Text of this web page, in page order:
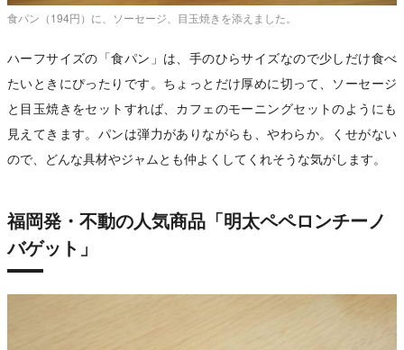
食パン（194円）に、ソーセージ、目玉焼きを添えました。
ハーフサイズの「食パン」は、手のひらサイズなので少しだけ食べ
たいときにぴったりです。ちょっとだけ厚めに切って、ソーセージ
と目玉焼きをセットすれば、カフェのモーニングセットのようにも
見えてきます。パンは弾力がありながらも、やわらか。くせがない
ので、どんな具材やジャムとも仲よくしてくれそうな気がします。
福岡発・不動の人気商品「明太ペペロンチーノ
バゲット」